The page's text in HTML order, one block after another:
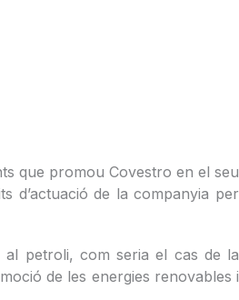
que promou Covestro en el seu
d’actuació de la companyia per
al petroli, com seria el cas de la
de les energies renovables i